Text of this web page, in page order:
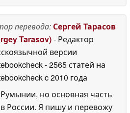
перевода: Сергей Тарасов
Tarasov)- Редактор
версии
- 2565 статей на
c 2010 года
но основная часть
России. Я пишу и перевожу